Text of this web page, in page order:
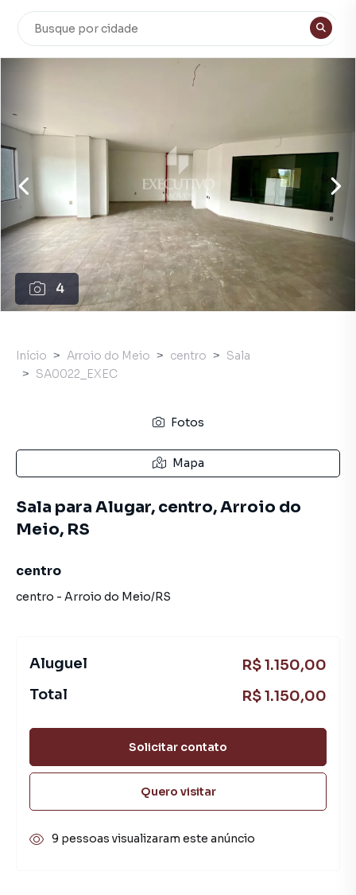
4
Início Arroio do Meio centro
Sala
SA0022_EXEC
Fotos
Mapa
Sala para Alugar, centro, Arroio do
Meio, RS
centro
centro - Arroio do Meio/RS
Aluguel
R$ 1.150,00
Total
R$ 1.150,00
Solicitar contato
Quero visitar
9 pessoas visualizaram este anúncio